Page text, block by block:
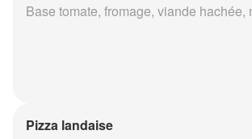
Base tomate, fromage, viande hachée,
Pizza landaise